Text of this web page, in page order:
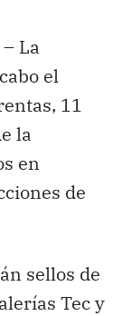
La
el
11
la
en
de
sellos de
Tec y